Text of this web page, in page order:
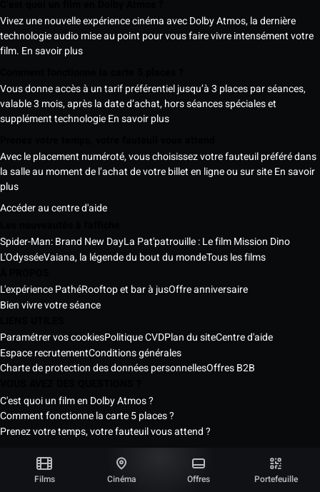
Films Cinéma Offres Portefeuille
Vivez une nouvelle expérience cinéma avec Dolby Atmos, la dernière
technologie audio mise au point pour vous faire vivre intensément votre
film. En savoir plus
Vous donne accès à un tarif préférentiel jusqu’à 3 places par séances,
valable 3 mois, après la date d’achat, hors séances spéciales et
supplément technologieEn savoir plus
Avec le placement numéroté, vous choisissez votre fauteuil préféré dans
la salle au moment de l’achat de votre billet en ligne ou sur siteEn savoir
plus
Accéder au centre d'aide
Spider-Man: Brand New DayLa Pat'patrouille : Le film Mission Dino
L'OdysséeVaiana, la légende du bout du mondeTous les films
L'expérience PathéRooftop et bar à jusOffre anniversaire
Bien vivre votre séance
Paramétrer vos cookiesPolitique CVDPlan du siteCentre d'aide
Espace recrutementConditions générales
Charte de protection des données personnellesOffres B2B
C'est quoi un film en Dolby Atmos ?
Comment fonctionne la carte 5 places ?
Prenez votre temps, votre fauteuil vous attend ?
Les Cinémas Pathé Sénégal © 2026
Tous droits réservés ®